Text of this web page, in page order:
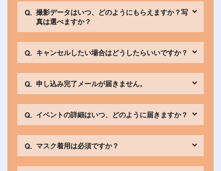
撮影データはいつ、どのようにもらえますか？写
真は選べますか？
キャンセルしたい場合はどうしたらいいですか？
申し込み完了メールが届きません。
イベントの詳細はいつ、どのように届きますか？
マスク着用は必須ですか？